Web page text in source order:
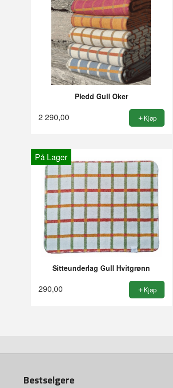
Pledd Gull Oker
2 290,00 Kjøp
På Lager
Sitteunderlag Gull Hvitgrønn
290,00 Kjøp
Bestselgere